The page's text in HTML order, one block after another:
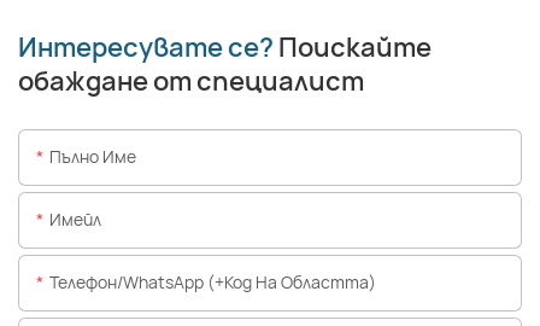
Интересувате се? Поискайте
обаждане от специалист
Пълно Име
Имейл
Телефон/WhatsApp (+Код На Областта)